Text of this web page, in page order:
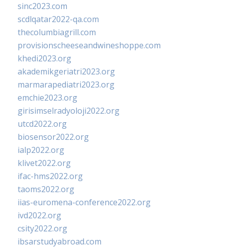
sinc2023.com
scdlqatar2022-qa.com
thecolumbiagrill.com
provisionscheeseandwineshoppe.com
khedi2023.org
akademikgeriatri2023.org
marmarapediatri2023.org
emchie2023.org
girisimselradyoloji2022.org
utcd2022.org
biosensor2022.org
ialp2022.org
klivet2022.org
ifac-hms2022.org
taoms2022.org
iias-euromena-conference2022.org
ivd2022.org
csity2022.org
ibsarstudyabroad.com